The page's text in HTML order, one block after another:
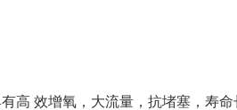
高 效增氧， 大流量，抗堵塞，寿